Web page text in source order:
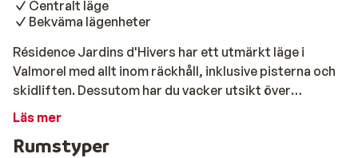
Centralt läge
Bekväma lägenheter
Résidence Jardins d'Hivers har ett utmärkt läge i
Valmorel med allt inom räckhåll, inklusive pisterna och
skidliften. Dessutom har du vacker utsikt över
omgivningarna. Lägenheterna är byggda i trä, enligt
till charmiga Valmorels centrum där du kan njuta av en
Läs mer
Rumstyper